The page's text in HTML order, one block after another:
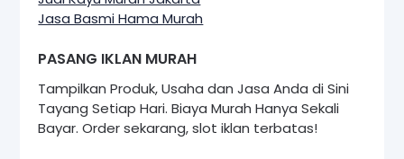
Jasa Basmi Hama Murah
PASANG IKLAN MURAH
Tampilkan Produk, Usaha dan Jasa Anda di Sini
Tayang Setiap Hari. Biaya Murah Hanya Sekali
Bayar. Order sekarang, slot iklan terbatas!